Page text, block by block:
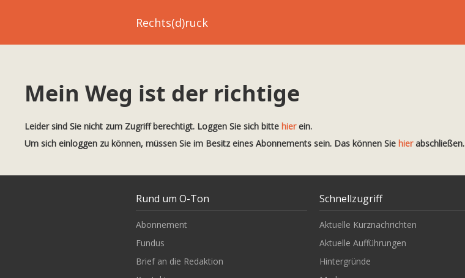
Rechts(d)ruck
Mein Weg ist der richtige
Leider sind Sie nicht zum Zugriff berechtigt. Loggen Sie sich bitte hierein.
Um sich einloggen zu können, müssen Sie im Besitz eines Abonnements sein. Das können Sie hierabschließen.
Rund um O-Ton
Abonnement
Fundus
Brief an die Redaktion
Schnellzugriff
Aktuelle Kurznachrichten
Aktuelle Aufführungen
Hintergründe